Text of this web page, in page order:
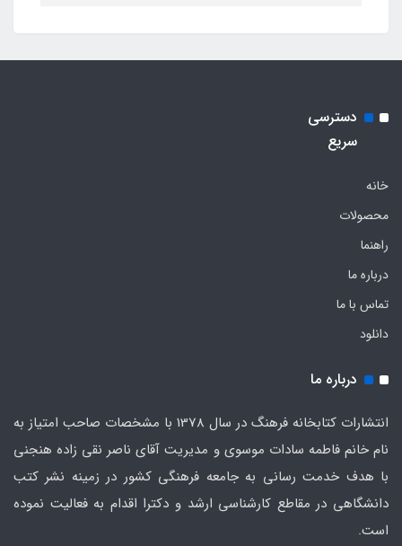
دسترسی
سریع
خانه
محصولات
راهنما
درباره ما
تماس با ما
دانلود
درباره ما
انتشارات کتابخانه فرهنگ در سال 1378 با مشخصات صاحب امتیاز به
نام خانم فاطمه سادات موسوی و مدیریت آقای ناصر نقی زاده هنجنی
با هدف خدمت رسانی به جامعه فرهنگی کشور در زمینه نشر کتب
دانشگاهی در مقاطع کارشناسی ارشد و دکترا اقدام به فعالیت نموده
است.